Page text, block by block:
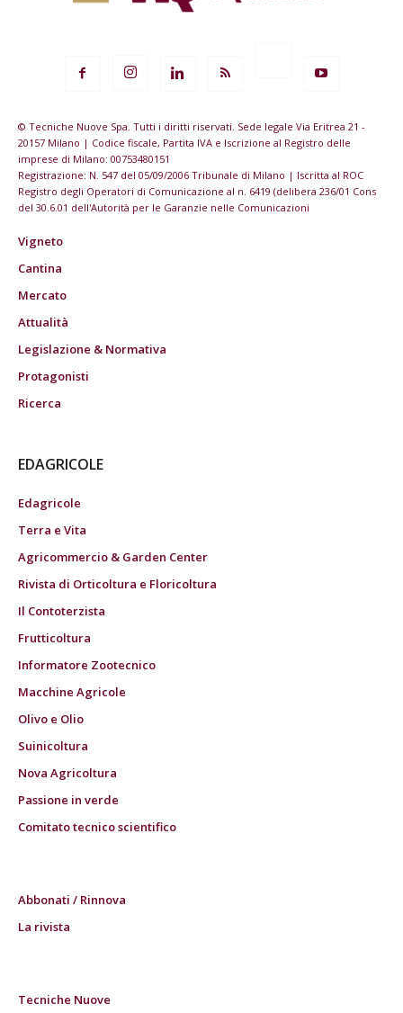
© Tecniche Nuove Spa. Tutti i diritti riservati. Sede legale Via Eritrea 21 -
20157 Milano | Codice fiscale, Partita IVA e Iscrizione al Registro delle
imprese di Milano: 00753480151
Registrazione: N. 547 del 05/09/2006 Tribunale di Milano | Iscritta al ROC
Registro degli Operatori di Comunicazione al n. 6419 (delibera 236/01 Cons
del 30.6.01 dell'Autorità per le Garanzie nelle Comunicazioni
Vigneto
Cantina
Mercato
Attualità
Legislazione & Normativa
Protagonisti
Ricerca
EDAGRICOLE
Edagricole
Terra e Vita
Agricommercio & Garden Center
Rivista di Orticoltura e Floricoltura
Il Contoterzista
Frutticoltura
Informatore Zootecnico
Macchine Agricole
Olivo e Olio
Suinicoltura
Nova Agricoltura
Passione in verde
Comitato tecnico scientifico
Abbonati / Rinnova
La rivista
Tecniche Nuove